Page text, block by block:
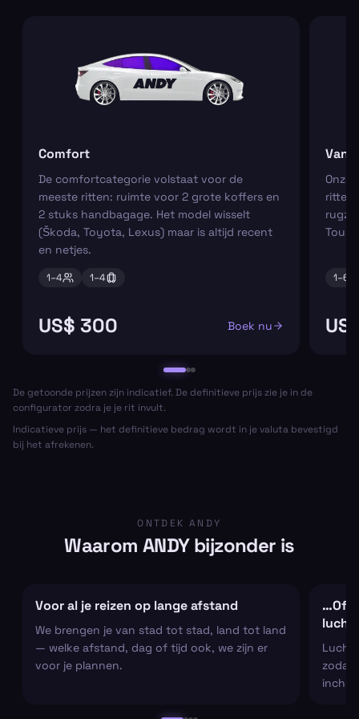
Comfort
De comfortcategorie volstaat voor de
meeste ritten: ruimte voor 2 grote koffers en
2 stuks handbagage. Het model wisselt
(Škoda, Toyota, Lexus) maar is altijd recent
en netjes.
1–4 1–4
US$ 300 Boek nu
Van
Onze
ritten
1–6
De getoonde prijzen zijn indicatief. De definitieve prijs zie je in de
configurator zodra je je rit invult.
Indicatieve prijs — het definitieve bedrag wordt in je valuta bevestigd
bij het afrekenen.
ONTDEK ANDY
Waarom ANDY bijzonder is
Voor al je reizen op lange afstand
We brengen je van stad tot stad, land tot land
— welke afstand, dag of tijd ook, we zijn er
voor je plannen.
…Of
zodat